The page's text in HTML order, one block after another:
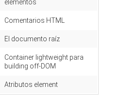
elementos
Comentarios HTML
El documento raíz
Container lightweight para
building off-DOM
Atributos element